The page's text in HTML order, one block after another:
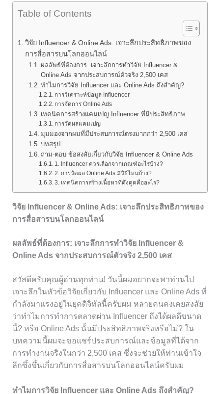
Table of Contents
วิจัย Influencer & Online Ads: เจาะลึกประสิทธิภาพของ
การสื่อสารบนโลกออนไลน์
ผลลัพธ์ที่ต้องการ: เจาะลึกการทำวิจัย Influencer &
Online Ads จากประสบการณ์ตัวจริง 2,500 เคส
ทำไมการวิจัย Influencer และ Online Ads ถึงสำคัญ?
การวิเคราะห์ข้อมูล Influencer
การจัดการ Online Ads
เทคนิคการสร้างแคมเปญ Influencer ที่มีประสิทธิภาพ
การวัดผลแคมเปญ
มุมมองจากผมที่มีประสบการณ์ตรงมากกว่า 2,500 เคส
บทสรุป
ถาม-ตอบ ข้อสงสัยเกี่ยวกับวิจัย Influencer & Online Ads
1. Influencer ควรเลือกจากเกณฑ์อะไรบ้าง?
2. การวัดผล Online Ads มีวิธีไหนบ้าง?
3. เทคนิคการสร้างเนื้อหาที่ดึงดูดคืออะไร?
วิจัย Influencer & Online Ads: เจาะลึกประสิทธิภาพของ
การสื่อสารบนโลกออนไลน์
ผลลัพธ์ที่ต้องการ: เจาะลึกการทำวิจัย Influencer &
Online Ads จากประสบการณ์ตัวจริง 2,500 เคส
สวัสดีครับคุณผู้อ่านทุกท่าน! วันนี้ผมอยากจะพาท่านไป
เจาะลึกในหัวข้อวิจัยเกี่ยวกับ Influencer และ Online Ads ที่
กำลังมาแรงอยู่ในยุคดิจิทัลนี้ครับผม หลายคนคงเคยสงสัย
ว่าทำไมการทำการตลาดผ่าน Influencer ถึงได้ผลดีขนาด
นี้? หรือ Online Ads นั้นมีประสิทธิภาพจริงหรือไม่? ใน
บทความนี้ผมจะขอแชร์ประสบการณ์และข้อมูลที่ได้จาก
การทำงานจริงในกว่า 2,500 เคส ซึ่งจะช่วยให้ท่านเข้าใจ
ลึกซึ้งขึ้นเกี่ยวกับการสื่อสารบนโลกออนไลน์ครับผม
ทำไมการวิจัย Influencer และ Online Ads ถึงสำคัญ?